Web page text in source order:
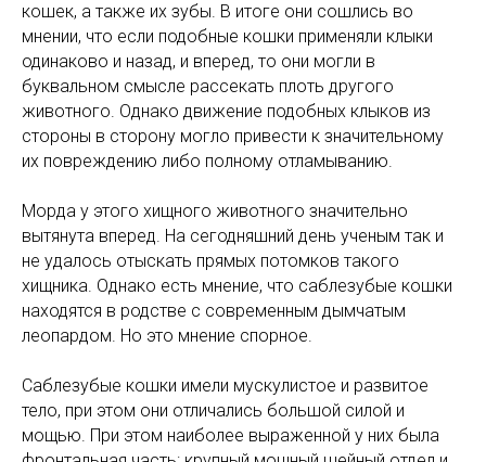
кошек, а также их зубы. В итоге они сошлись во
мнении, что если подобные кошки применяли клыки
одинаково и назад, и вперед, то они могли в
буквальном смысле рассекать плоть другого
животного. Однако движение подобных клыков из
стороны в сторону могло привести к значительному
их повреждению либо полному отламыванию.
Морда у этого хищного животного значительно
вытянута вперед. На сегодняшний день ученым так и
не удалось отыскать прямых потомков такого
хищника. Однако есть мнение, что саблезубые кошки
находятся в родстве с современным дымчатым
леопардом. Но это мнение спорное.
Саблезубые кошки имели мускулистое и развитое
тело, при этом они отличались большой силой и
мощью. При этом наиболее выраженной у них была